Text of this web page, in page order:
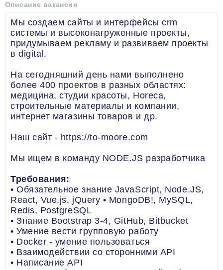
Описание вакансии
Мы создаем сайты и интерфейсы crm
системы и высоконагруженные проекты,
придумываем рекламу и развиваем проекты
в digital.
На сегодняшний день нами выполнено
более 400 проектов в разных областях:
медицина, студии красоты, Horeca,
строительные материалы и компании,
интернет магазины товаров и др.
Наш сайт - https://to-moore.com
Мы ищем в команду NODE.JS разработчика
Требования:
• Обязательное знание JavaScript, Node.JS,
React, Vue.js, jQuery • MongoDB!, MySQL,
Redis, PostgreSQL
• Знание Bootstrap 3-4, GitHub, Bitbucket
• Умение вести групповую работу
• Docker - умение пользоваться
• Взаимодействии со сторонними API
• Написание API